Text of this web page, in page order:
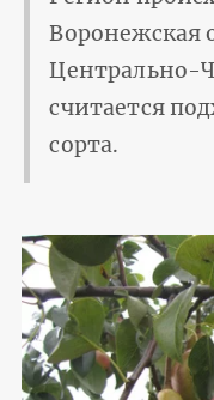
Воронежская
Центрально-
считается
сорта.